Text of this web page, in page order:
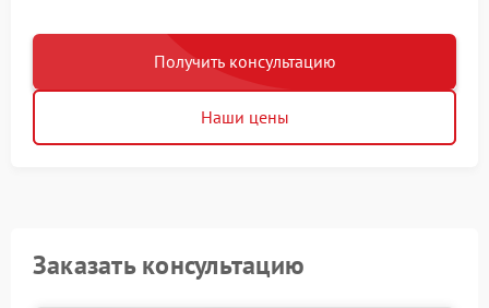
Получить консультацию
Наши цены
Заказать консультацию